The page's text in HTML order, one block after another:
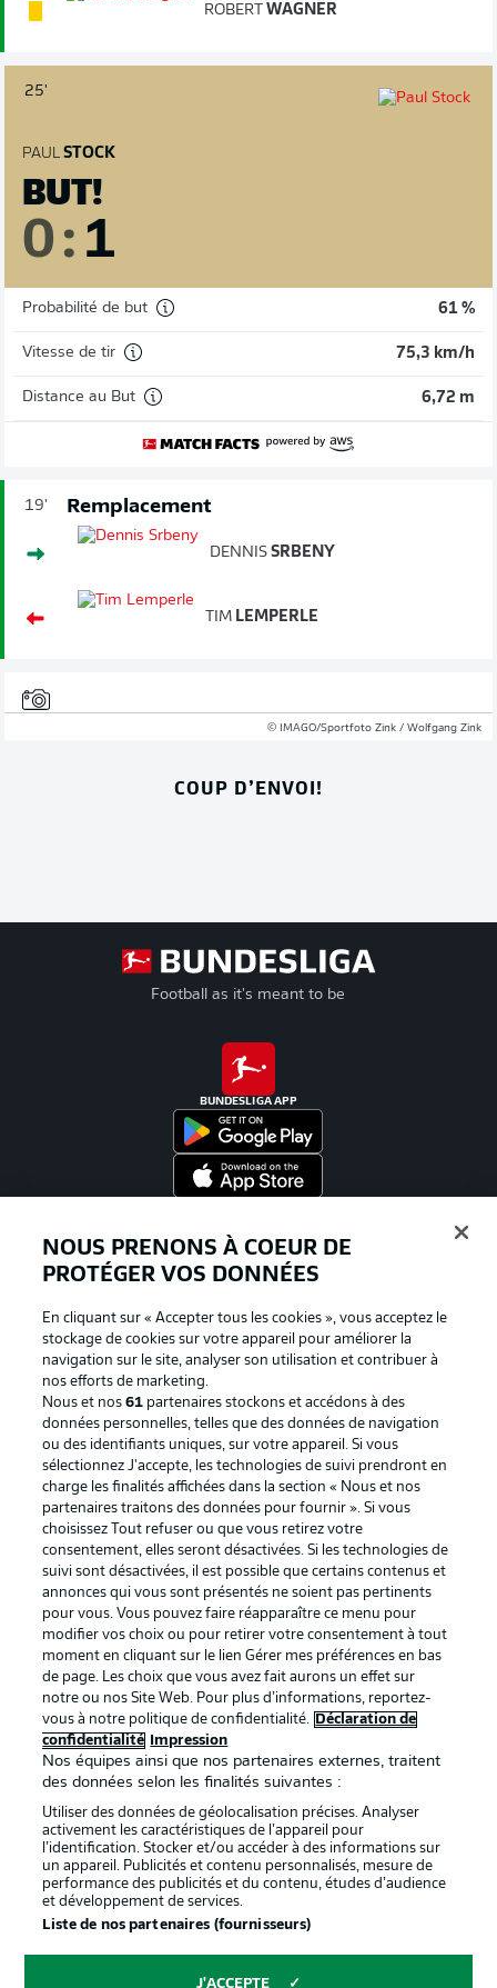
ROBERT WAGNER
25'
PAUL STOCK
BUT!
0 : 1
Probabilité de but 61 %
Vitesse de tir 75,3 km/h
Distance au But 6,72 m
19' Remplacement
DENNIS SRBENY
TIM LEMPERLE
© IMAGO/Sportfoto Zink / Wolfgang Zink
COUP D’ENVOI!
Football as it's meant to be
BUNDESLIGA APP
La publicité Conditions d’utilisation des
Mentions Légales Gérer mes préférences
Déclaration de
confidentialité
Diffuseurs
Travaux Contact
Impression Joueurs
© 2026 Bundesliga-Gruppe GmbH
Choisissez votre langue
NOUS PRENONS À COEUR DE
PROTÉGER VOS DONNÉES
En cliquant sur « Accepter tous les cookies », vous acceptez le
stockage de cookies sur votre appareil pour améliorer la
navigation sur le site, analyser son utilisation et contribuer à
nos efforts de marketing.
Nous et nos61 partenaires stockons et accédons à des
données personnelles, telles que des données de navigation
ou des identifiants uniques, sur votre appareil. Si vous
sélectionnez J'accepte, les technologies de suivi prendront en
charge les finalités affichées dans la section « Nous et nos
partenaires traitons des données pour fournir ». Si vous
choisissez Tout refuser ou que vous retirez votre
consentement, elles seront désactivées. Si les technologies de
suivi sont désactivées, il est possible que certains contenus et
annonces qui vous sont présentés ne soient pas pertinents
pour vous. Vous pouvez faire réapparaître ce menu pour
modifier vos choix ou pour retirer votre consentement à tout
moment en cliquant sur le lien Gérer mes préférences en bas
de page. Les choix que vous avez fait aurons un effet sur
notre ou nos Site Web. Pour plus d’informations, reportez-
vous à notre politique de confidentialité.
Déclaration de
confidentialité
Impression
Nos équipes ainsi que nos partenaires externes, traitent
des données selon les finalités suivantes :
Utiliser des données de géolocalisation précises. Analyser
activement les caractéristiques de l’appareil pour
l’identification. Stocker et/ou accéder à des informations sur
un appareil. Publicités et contenu personnalisés, mesure de
performance des publicités et du contenu, études d’audience
et développement de services.
Liste de nos partenaires (fournisseurs)
J'ACCEPTE